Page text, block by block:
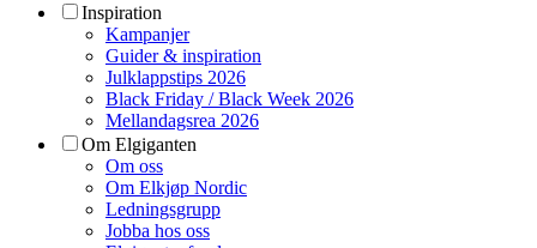
Inspiration
Kampanjer
Guider & inspiration
Julklappstips 2026
Black Friday / Black Week 2026
Mellandagsrea 2026
Om Elgiganten
Om oss
Om Elkjøp Nordic
Ledningsgrupp
Jobba hos oss